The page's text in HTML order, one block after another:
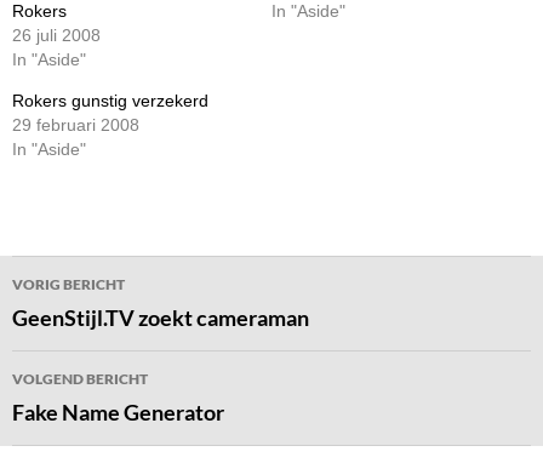
Rokers
26 juli 2008
In "Aside"
In "Aside"
Rokers gunstig verzekerd
29 februari 2008
In "Aside"
Bericht
navigatie
VORIG BERICHT
GeenStijl.TV zoekt cameraman
VOLGEND BERICHT
Fake Name Generator